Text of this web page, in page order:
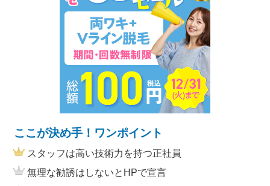
ここが決め手！ワンポイント
スタッフは高い技術力を持つ正社員
無理な勧誘はしないとHPで宣言